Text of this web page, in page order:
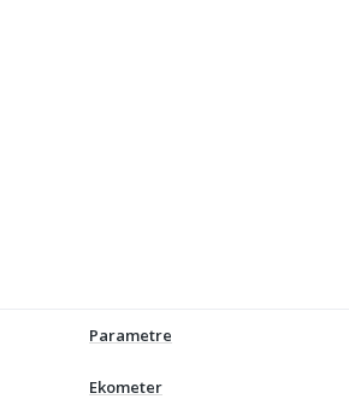
Parametre
Ekometer